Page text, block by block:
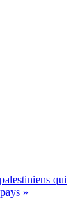
qui
»